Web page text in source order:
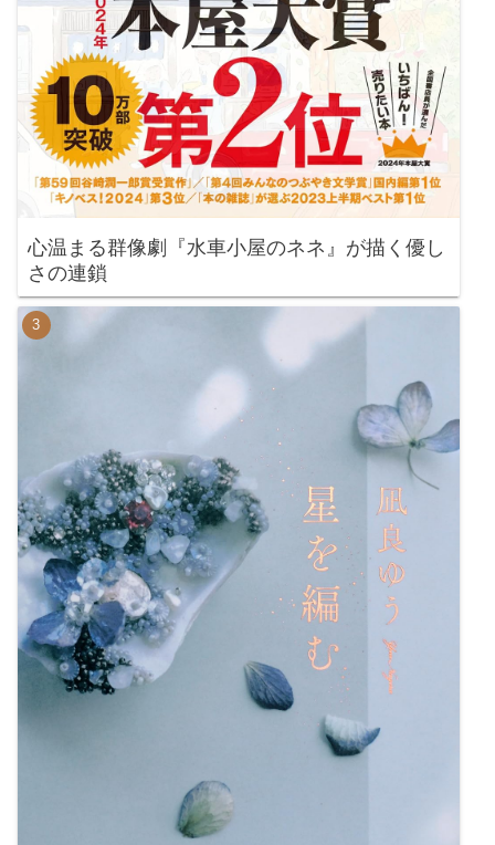
心温まる群像劇『水車小屋のネネ』が描く優し
さの連鎖